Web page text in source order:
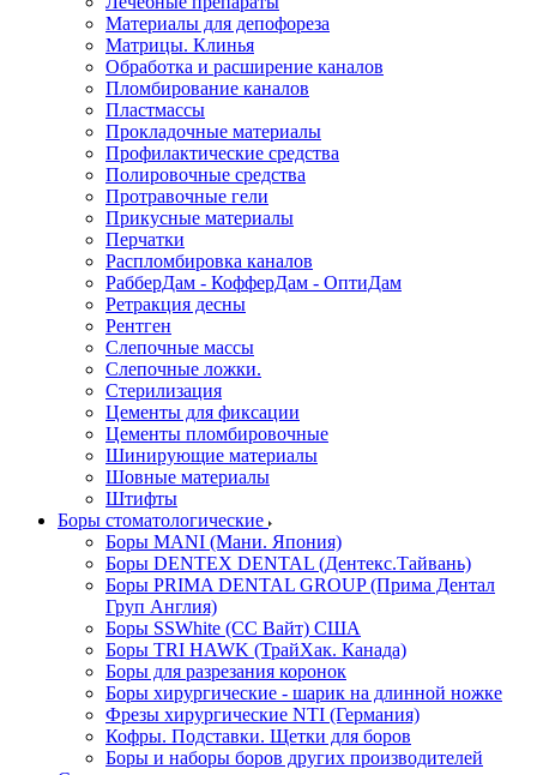
Материалы для депофореза
Матрицы. Клинья
Обработка и расширение каналов
Пломбирование каналов
Пластмассы
Прокладочные материалы
Профилактические средства
Полировочные средства
Протравочные гели
Прикусные материалы
Перчатки
Распломбировка каналов
РабберДам - КофферДам - ОптиДам
Ретракция десны
Рентген
Слепочные массы
Слепочные ложки.
Стерилизация
Цементы для фиксации
Цементы пломбировочные
Шинирующие материалы
Шовные материалы
Штифты
Боры стоматологические
Боры MANI (Мани. Япония)
Боры DENTEX DENTAL (Дентекс.Тайвань)
Боры PRIMA DENTAL GROUP (Прима Дентал
Груп Англия)
Боры SSWhite (СС Вайт) США
Боры TRI HAWK (ТрайХак. Канада)
Боры для разрезания коронок
Боры хирургические - шарик на длинной ножке
Фрезы хирургические NTI (Германия)
Кофры. Подставки. Щетки для боров
Боры и наборы боров других производителей